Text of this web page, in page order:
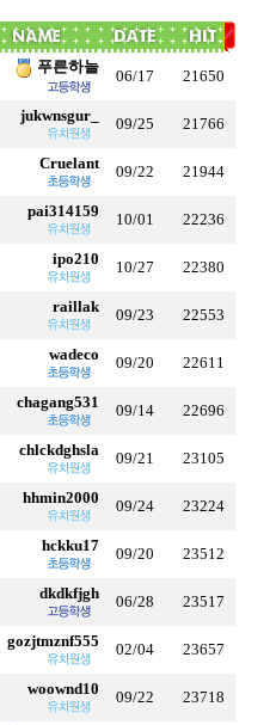
푸른하늘
06/17 21650
jukwnsgur_ 09/25 21766
Cruelant 09/22 21944
pai314159 10/01 22236
ipo210 10/27 22380
raillak 09/23 22553
wadeco 09/20 22611
chagang531 09/14 22696
chlckdghsla 09/21 23105
hhmin2000 09/24 23224
hckku17 09/20 23512
dkdkfjgh 06/28 23517
gozjtmznf555 02/04 23657
woownd10 09/22 23718